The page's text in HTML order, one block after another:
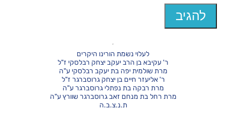
לעלוי נשמת הורינו היקרים
ר' עקיבא בן הרב יעקב יצחק רבלסקי ז"ל
מרת שולמית יפה בת יעקב רבלסקי ע"ה
ר' אליעזר חיים בן יצחק גרוסברגר ז"ל
מרת רבקה בת נפתלי גרוסברגר ע"ה
מרת רחל בת מנחם זאב גרוסברגר שוורץ ע"ה
ת.נ.צ.ב.ה